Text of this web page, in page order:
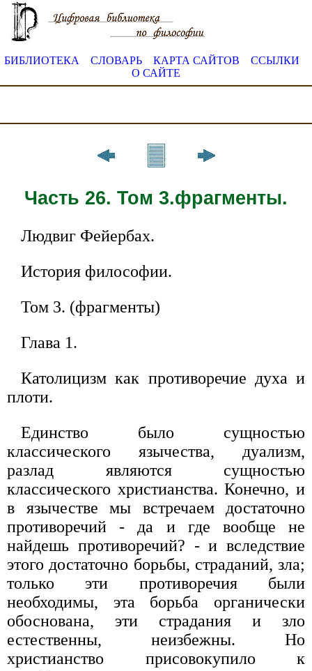
БИБЛИОТЕКА СЛОВАРЬ КАРТА САЙТОВ
ССЫЛКИ
О САЙТЕ
Часть 26. Том 3.фрагменты.
Людвиг Фейербах.
История философии.
Том 3. (фрагменты)
Глава 1.
Католицизм как противоречие духа и
плоти.
Единство было сущностью
классического язычества, дуализм,
разлад являются сущностью
классического христианства. Конечно, и
в язычестве мы встречаем достаточно
противоречий - да и где вообще не
найдешь противоречий? - и вследствие
этого достаточно борьбы, страданий, зла;
только эти противоречия были
необходимы, эта борьба органически
обоснована, эти страдания и зло
естественны, неизбежны. Но
христианство присовокупило к